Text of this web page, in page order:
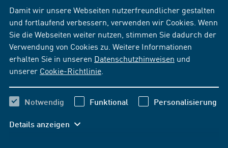
Damit wir unsere Webseiten nutzerfreundlicher gestalten
und fortlaufend verbessern, verwenden wir Cookies. Wenn
Sie die Webseiten weiter nutzen, stimmen Sie dadurch der
Verwendung von Cookies zu. Weitere Informationen
erhalten Sie in unseren Datenschutzhinweisen und
unserer Cookie-Richtlinie
Notwendig Funktional Personalisierung
Details anzeigen